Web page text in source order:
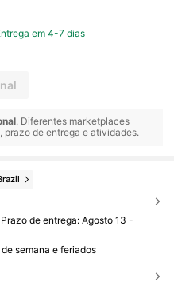
em 4-7 dias
. Diferentes marketplaces
prazo de entrega e atividades.
Prazo de entrega: Agosto 13 -
semana e feriados